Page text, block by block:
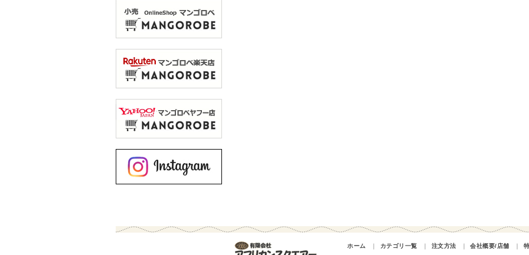
ホーム ｜ カテゴリ一覧 ｜ 注文方法 ｜ 会社概要/店舗 ｜